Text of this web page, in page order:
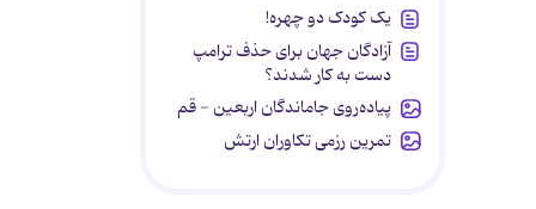
یک کودک دو چهره!
آزادگان جهان برای حذف ترامپ
دست به کار شدند؟
پیاده‌روی جاماندگان اربعین - قم
تمرین رزمی تکاوران ارتش